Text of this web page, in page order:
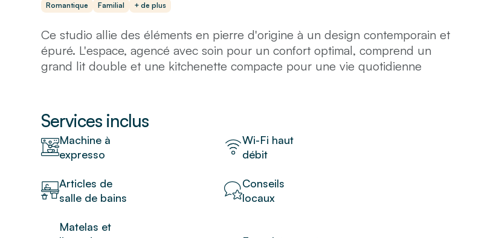
Romantique Familial + de plus
Ce studio allie des éléments en pierre d'origine à un design contemporain et
épuré. L'espace, agencé avec soin pour un confort optimal, comprend un
grand lit double et une kitchenette compacte pour une vie quotidienne
accueillante.
Services inclus
Machine à
expresso
Wi-Fi haut
débit
Articles de
salle de bains
Conseils
locaux
Matelas et